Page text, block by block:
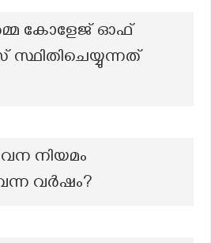
കോളേജ് ഓഫ്
നിയമം
വർഷം?